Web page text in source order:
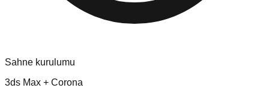
Sahne kurulumu
3ds Max + Corona